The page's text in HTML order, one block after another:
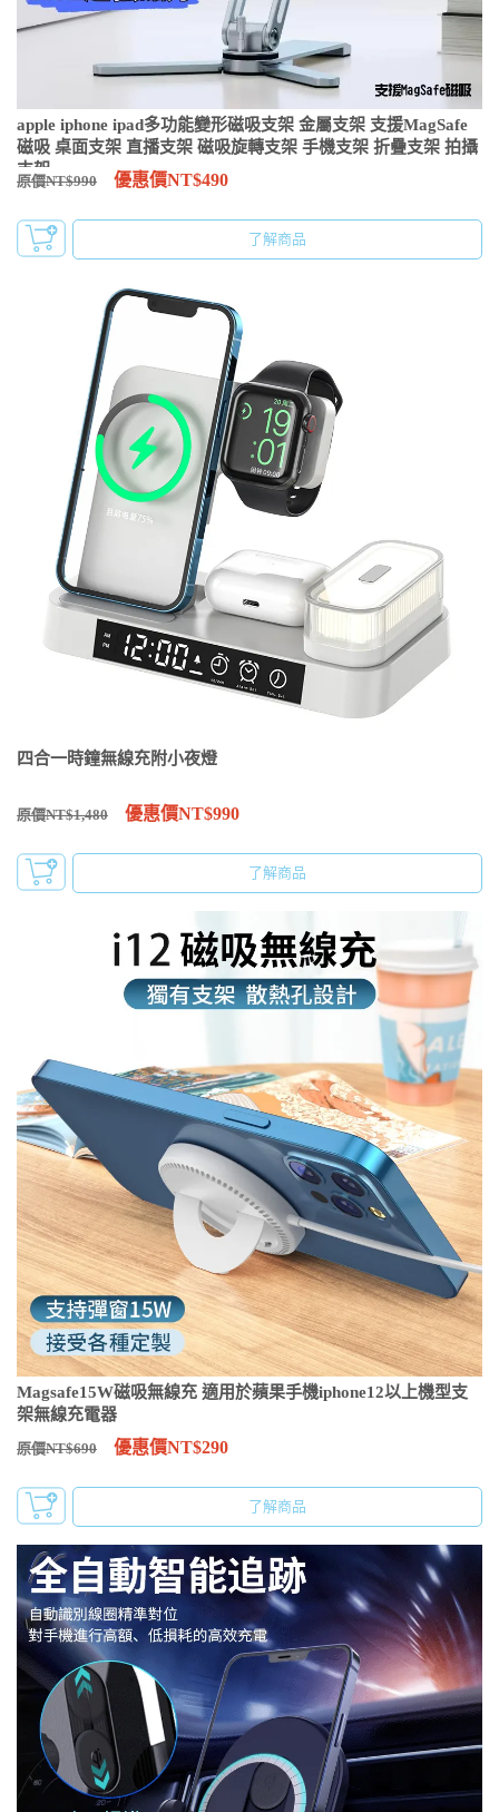
apple iphone ipad多功能變形磁吸支架 金屬支架 支援MagSafe
磁吸 桌面支架 直播支架 磁吸旋轉支架 手機支架 折疊支架 拍攝
支架
原價NT$990 優惠價NT$490
了解商品
四合一時鐘無線充附小夜燈
原價NT$1,480 優惠價NT$990
了解商品
Magsafe15W磁吸無線充 適用於蘋果手機iphone12以上機型支
架無線充電器
原價NT$690 優惠價NT$290
了解商品